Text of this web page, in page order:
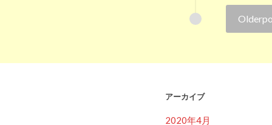
Older
アーカイブ
2020年4月